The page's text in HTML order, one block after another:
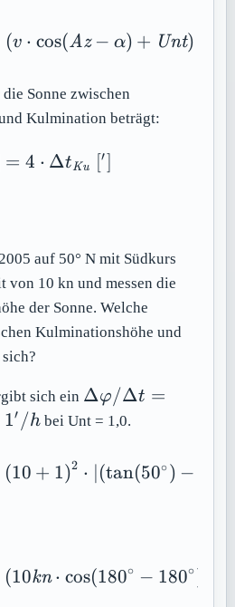
\Delta
(v ⋅ cos(Az − α) + Unt)
Sonne zwischen
Kulmination beträgt:
\Delta t\ [s]=4\cdot
= 4 ⋅ ΔtKu [′]
auf 50° N mit Südkurs
von 10 kn und messen die
der Sonne. Welche
Kulminationshöhe und
sich ein \Delta
\varphi
\Delta
t =
Δφ /Δt =
1′ /h bei Unt = 1,0.
\Delta h\ \approx \
(10 + 1)2 ⋅ ∣(tan(50∘) −
\Delta h\ \approx \
(10kn ⋅ cos(180∘ − 180∘)